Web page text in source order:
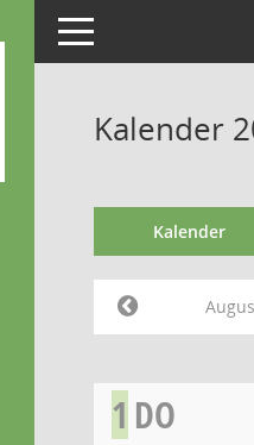
Toggle navigation
Kalender
Kalender
1 DO